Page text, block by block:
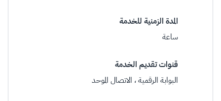
المدة الزمنية للخدمة
ساعة
قنوات تقديم الخدمة
البوابة الرقمية ، الاتصال الموحد